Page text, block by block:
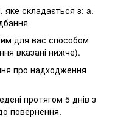
яке складається з: a.
для вас способом
вказані нижче).
про надходження
протягом 5 днів з
повернення.